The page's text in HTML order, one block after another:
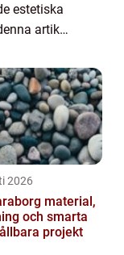
estetiska
artikel
2026
material,
och smarta
projekt